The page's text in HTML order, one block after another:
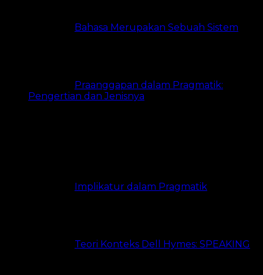
Bahasa Merupakan Sebuah Sistem
Praanggapan dalam Pragmatik:
Pengertian dan Jenisnya
Implikatur dalam Pragmatik
Teori Konteks Dell Hymes: SPEAKING